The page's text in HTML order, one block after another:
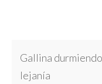
Gallina
lejanía